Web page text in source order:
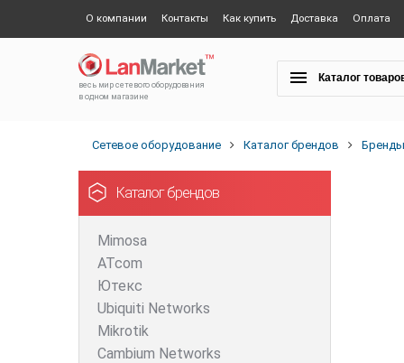
О компании Контакты Как купить Доставка Оплата
весь мир сетевого оборудования
в одном магазине
Каталог
Сетевое оборудование Каталог брендов Бренды
Каталог брендов
Mimosa
ATcom
Ютекс
Ubiquiti Networks
Mikrotik
Cambium Networks